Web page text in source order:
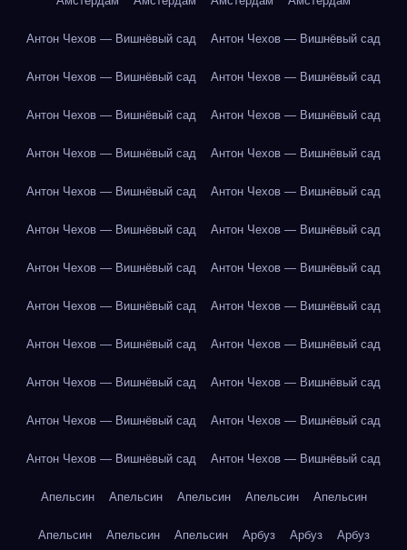
Антон Чехов — Вишнёвый сад Антон Чехов — Вишнёвый сад
Антон Чехов — Вишнёвый сад Антон Чехов — Вишнёвый сад
Антон Чехов — Вишнёвый сад Антон Чехов — Вишнёвый сад
Антон Чехов — Вишнёвый сад Антон Чехов — Вишнёвый сад
Антон Чехов — Вишнёвый сад Антон Чехов — Вишнёвый сад
Антон Чехов — Вишнёвый сад Антон Чехов — Вишнёвый сад
Антон Чехов — Вишнёвый сад Антон Чехов — Вишнёвый сад
Антон Чехов — Вишнёвый сад Антон Чехов — Вишнёвый сад
Антон Чехов — Вишнёвый сад Антон Чехов — Вишнёвый сад
Антон Чехов — Вишнёвый сад Антон Чехов — Вишнёвый сад
Антон Чехов — Вишнёвый сад Антон Чехов — Вишнёвый сад
Антон Чехов — Вишнёвый сад Антон Чехов — Вишнёвый сад
Апельсин Апельсин Апельсин Апельсин Апельсин
Апельсин Апельсин Апельсин Арбуз Арбуз Арбуз